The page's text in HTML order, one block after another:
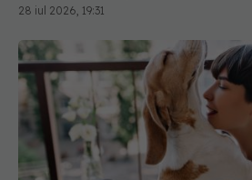
28 iul 2026, 19:31